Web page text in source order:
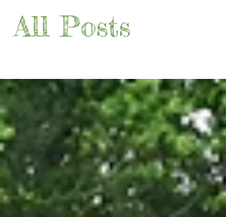
All Posts